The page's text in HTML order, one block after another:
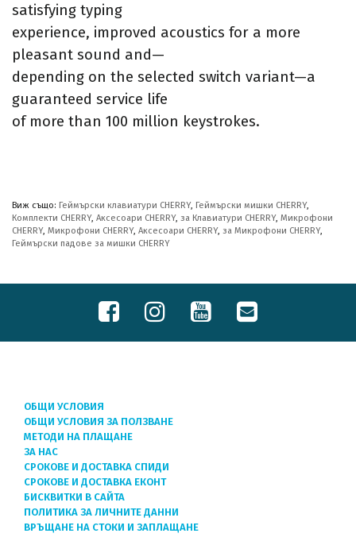
satisfying typing
experience, improved acoustics for a more
pleasant sound and—
depending on the selected switch variant—a
guaranteed service life
of more than 100 million keystrokes.
Виж също: Геймърски клавиатури CHERRY, Геймърски мишки CHERRY,
Комплекти CHERRY, Аксесоари CHERRY, за Клавиатури CHERRY, Микрофони
CHERRY, Микрофони CHERRY, Аксесоари CHERRY, за Микрофони CHERRY,
Геймърски падове за мишки CHERRY
ОБЩИ УСЛОВИЯ
ОБЩИ УСЛОВИЯ ЗА ПОЛЗВАНЕ
МЕТОДИ НА ПЛАЩАНЕ
ЗА НАС
СРОКОВЕ И ДОСТАВКА СПИДИ
СРОКОВЕ И ДОСТАВКА ЕКОНТ
БИСКВИТКИ В САЙТА
ПОЛИТИКА ЗА ЛИЧНИТЕ ДАННИ
ВРЪЩАНЕ НА СТОКИ И ЗАПЛАЩАНЕ